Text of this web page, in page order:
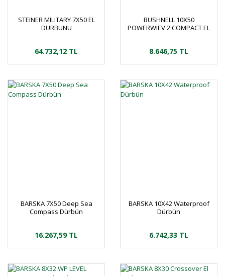
STEINER MILITARY 7X50 EL
DURBUNU
64.732,12 TL
BUSHNELL 10X50
POWERWIEV 2 COMPACT EL
8.646,75 TL
BARSKA 7X50 Deep Sea
Compass Dürbün
16.267,59 TL
BARSKA 10X42 Waterproof
Dürbün
6.742,33 TL